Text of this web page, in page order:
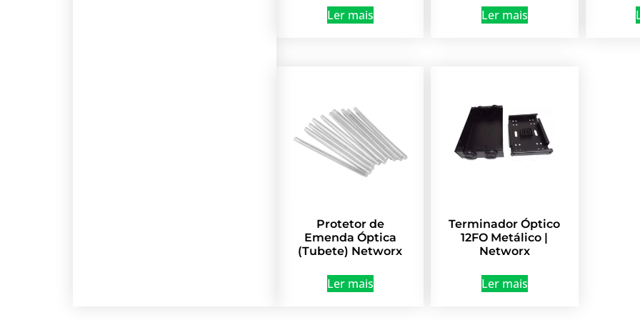
Ler mais Ler mais
Protetor de
Emenda Óptica
(Tubete) Networx
Ler mais
Terminador Óptico
12FO Metálico |
Networx
Ler mais